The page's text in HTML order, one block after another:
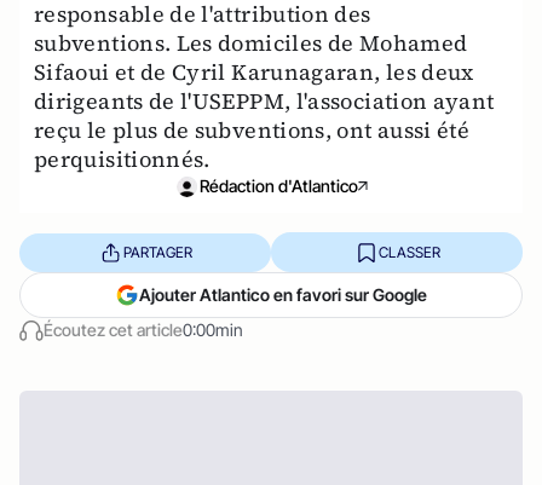
responsable de l'attribution des
subventions. Les domiciles de Mohamed
Sifaoui et de Cyril Karunagaran, les deux
dirigeants de l'USEPPM, l'association ayant
reçu le plus de subventions, ont aussi été
perquisitionnés.
Rédaction d'Atlantico
Écoutez cet article0:00min
PARTAGER CLASSER
Ajouter Atlantico en favori sur Google